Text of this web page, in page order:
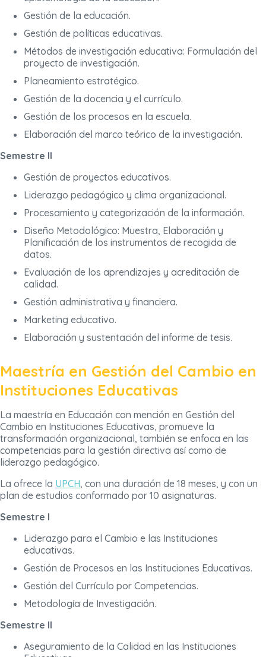
Gestión de la educación.
Gestión de políticas educativas.
Métodos de investigación educativa: Formulación del
proyecto de investigación.
Planeamiento estratégico.
Gestión de la docencia y el currículo.
Gestión de los procesos en la escuela.
Elaboración del marco teórico de la investigación.
Semestre II
Gestión de proyectos educativos.
Liderazgo pedagógico y clima organizacional.
Procesamiento y categorización de la información.
Diseño Metodológico: Muestra, Elaboración y
Planificación de los instrumentos de recogida de
datos.
Evaluación de los aprendizajes y acreditación de
calidad.
Gestión administrativa y financiera.
Marketing educativo.
Elaboración y sustentación del informe de tesis.
Maestría en Gestión del Cambio en
Instituciones Educativas
La maestría en Educación con mención en Gestión del
Cambio en Instituciones Educativas, promueve la
transformación organizacional, también se enfoca en las
competencias para la gestión directiva así como de
liderazgo pedagógico.
La ofrece la UPCH, con una duración de 18 meses, y con un
plan de estudios conformado por 10 asignaturas.
Semestre I
Liderazgo para el Cambio e las Instituciones
educativas.
Gestión de Procesos en las Instituciones Educativas.
Gestión del Currículo por Competencias.
Metodología de Investigación.
Semestre II
Aseguramiento de la Calidad en las Instituciones